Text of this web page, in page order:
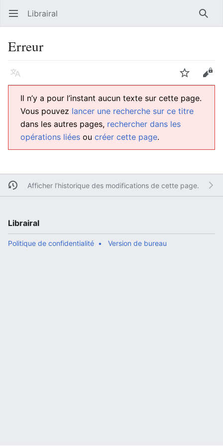
Ouvrir le menu principal Librairal
Erreur
Langue Suivre
Il n’y a pour l’instant aucun texte sur cette page.
Vous pouvez lancer une recherche sur ce titre
dans les autres pages, rechercher dans les
opérations liées ou créer cette page.
Afficher l’historique des modifications de cette page.
Librairal
Politique de confidentialité Version de bureau